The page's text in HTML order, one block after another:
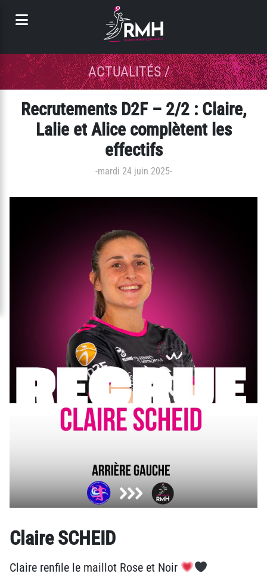
ACTUALITÉS/
Recrutements D2F – 2/2 : Claire,
Lalie et Alice complètent les
effectifs
-mardi 24 juin 2025-
Claire SCHEID
Claire renfile le maillot Rose et Noir
Panneau de gestion des cookies